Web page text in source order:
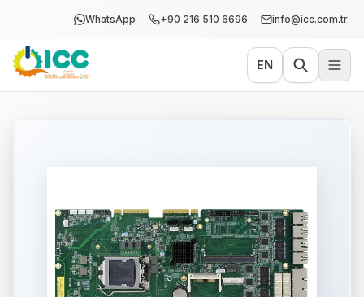
WhatsApp +90 216 510 6696 info@icc.com.tr
EN